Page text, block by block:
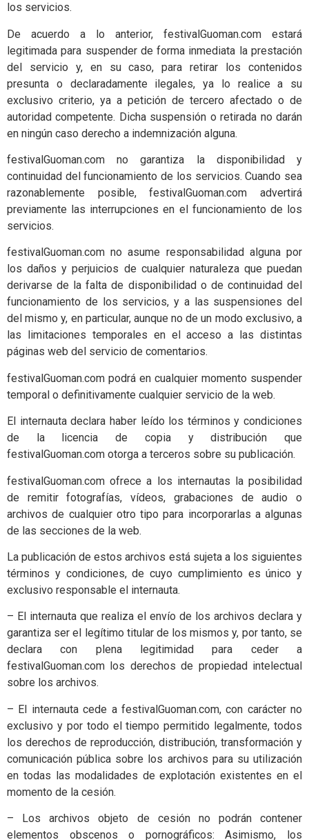
los servicios.
De acuerdo a lo anterior, festivalGuoman.com estará
legitimada para suspender de forma inmediata la prestación
del servicio y, en su caso, para retirar los contenidos
presunta o declaradamente ilegales, ya lo realice a su
exclusivo criterio, ya a petición de tercero afectado o de
autoridad competente. Dicha suspensión o retirada no darán
en ningún caso derecho a indemnización alguna.
festivalGuoman.com no garantiza la disponibilidad y
continuidad del funcionamiento de los servicios. Cuando sea
razonablemente posible, festivalGuoman.com advertirá
previamente las interrupciones en el funcionamiento de los
servicios.
festivalGuoman.com no asume responsabilidad alguna por
los daños y perjuicios de cualquier naturaleza que puedan
derivarse de la falta de disponibilidad o de continuidad del
funcionamiento de los servicios, y a las suspensiones del
del mismo y, en particular, aunque no de un modo exclusivo, a
las limitaciones temporales en el acceso a las distintas
páginas web del servicio de comentarios.
festivalGuoman.com podrá en cualquier momento suspender
temporal o definitivamente cualquier servicio de la web.
El internauta declara haber leído los términos y condiciones
de la licencia de copia y distribución que
festivalGuoman.com otorga a terceros sobre su publicación.
festivalGuoman.com ofrece a los internautas la posibilidad
de remitir fotografías, vídeos, grabaciones de audio o
archivos de cualquier otro tipo para incorporarlas a algunas
de las secciones de la web.
La publicación de estos archivos está sujeta a los siguientes
términos y condiciones, de cuyo cumplimiento es único y
exclusivo responsable el internauta.
– El internauta que realiza el envío de los archivos declara y
garantiza ser el legítimo titular de los mismos y, por tanto, se
declara con plena legitimidad para ceder a
festivalGuoman.com los derechos de propiedad intelectual
sobre los archivos.
– El internauta cede a festivalGuoman.com, con carácter no
exclusivo y por todo el tiempo permitido legalmente, todos
los derechos de reproducción, distribución, transformación y
comunicación pública sobre los archivos para su utilización
en todas las modalidades de explotación existentes en el
momento de la cesión.
– Los archivos objeto de cesión no podrán contener
elementos obscenos o pornográficos: Asimismo, los